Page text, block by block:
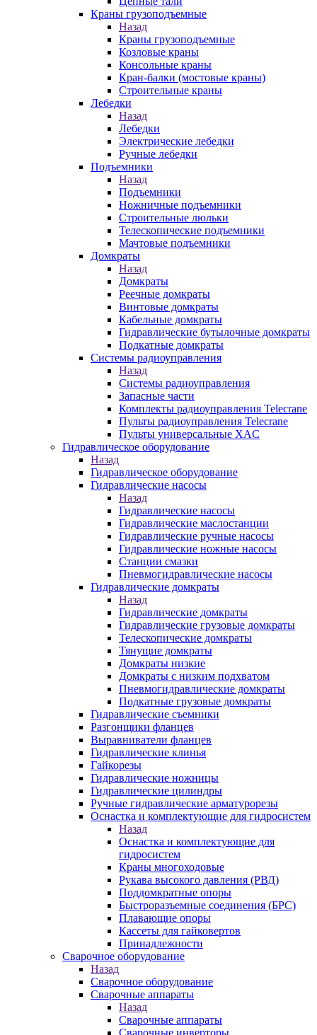
Краны грузоподъемные
Назад
Краны грузоподъемные
Козловые краны
Консольные краны
Кран-балки (мостовые краны)
Строительные краны
Лебедки
Назад
Лебедки
Электрические лебедки
Ручные лебедки
Подъемники
Назад
Подъемники
Ножничные подъемники
Строительные люльки
Телескопические подъемники
Мачтовые подъемники
Домкраты
Назад
Домкраты
Реечные домкраты
Винтовые домкраты
Кабельные домкраты
Гидравлические бутылочные домкраты
Подкатные домкраты
Системы радиоуправления
Назад
Системы радиоуправления
Запасные части
Комплекты радиоуправления Telecrane
Пульты радиоуправления Telecrane
Пульты универсальные XAC
Гидравлическое оборудование
Назад
Гидравлическое оборудование
Гидравлические насосы
Назад
Гидравлические насосы
Гидравлические маслостанции
Гидравлические ручные насосы
Гидравлические ножные насосы
Станции смазки
Пневмогидравлические насосы
Гидравлические домкраты
Назад
Гидравлические домкраты
Гидравлические грузовые домкраты
Телескопические домкраты
Тянущие домкраты
Домкраты низкие
Домкраты с низким подхватом
Пневмогидравлические домкраты
Подкатные грузовые домкраты
Гидравлические съемники
Разгонщики фланцев
Выравниватели фланцев
Гидравлические клинья
Гайкорезы
Гидравлические ножницы
Гидравлические цилиндры
Ручные гидравлические арматурорезы
Оснастка и комплектующие для гидросистем
Назад
Оснастка и комплектующие для
гидросистем
Краны многоходовые
Рукава высокого давления (РВД)
Поддомкратные опоры
Быстроразъемные соединения (БРС)
Плавающие опоры
Кассеты для гайковертов
Принадлежности
Сварочное оборудование
Назад
Сварочное оборудование
Сварочные аппараты
Назад
Сварочные аппараты
Сварочные инверторы